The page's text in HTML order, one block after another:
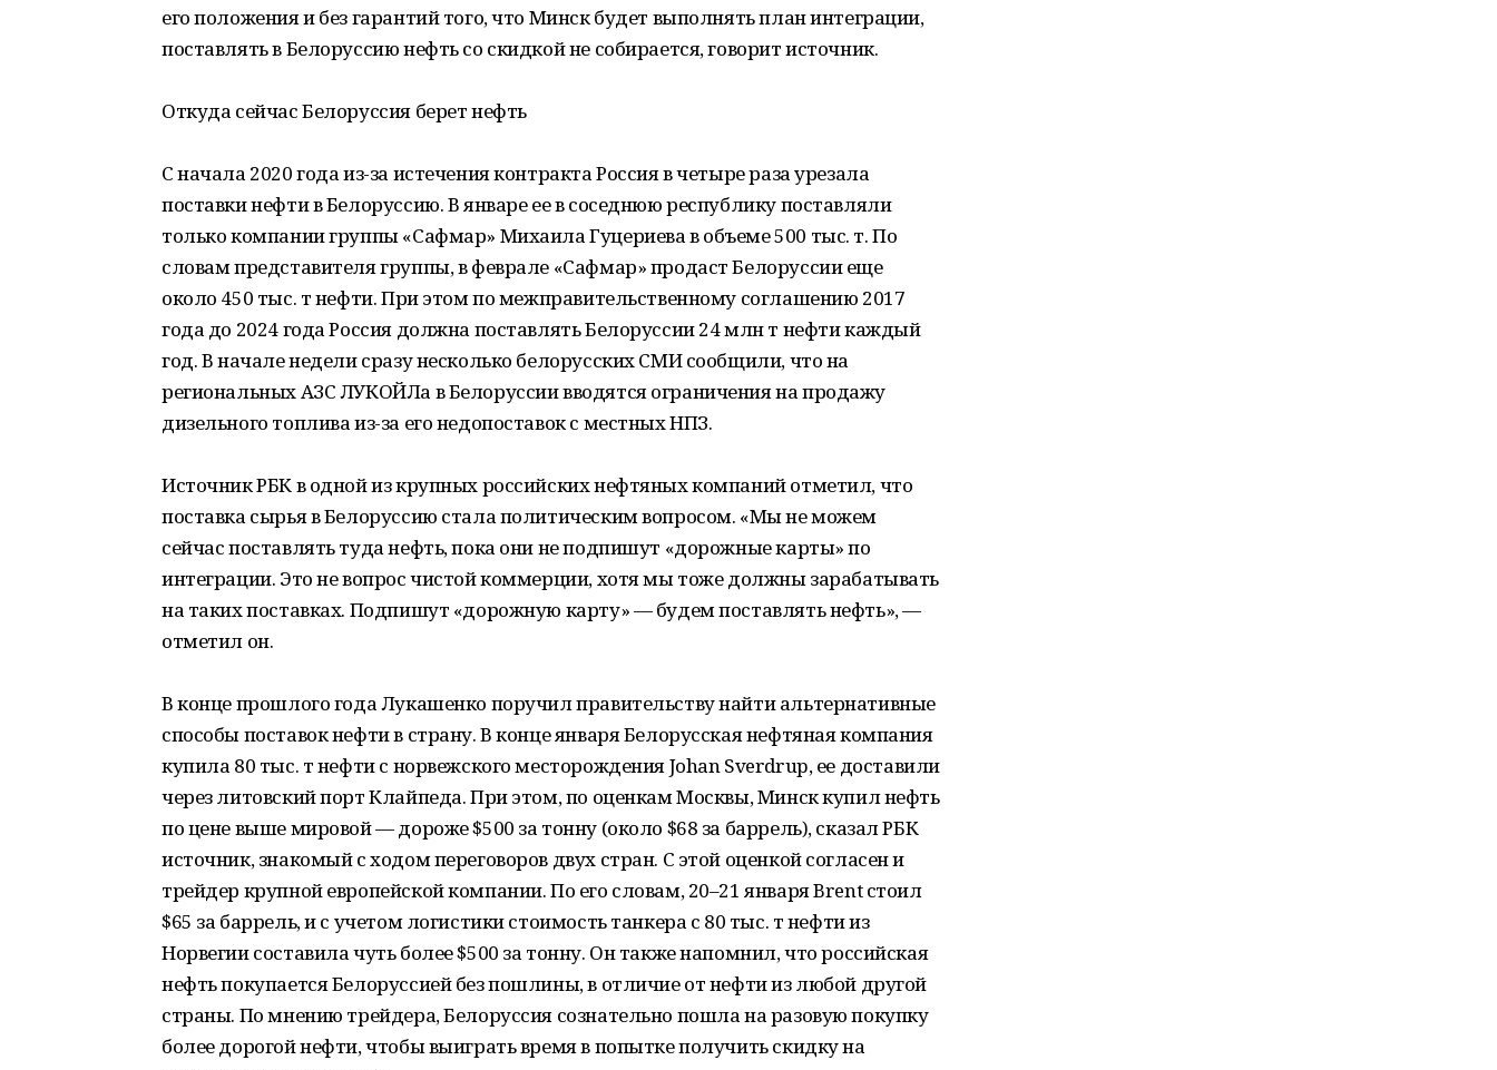
его положения и без гарантий того, что Минск будет выполнять план интеграции,
поставлять в Белоруссию нефть со скидкой не собирается, говорит источник.
Откуда сейчас Белоруссия берет нефть
С начала 2020 года из-за истечения контракта Россия в четыре раза урезала
поставки нефти в Белоруссию. В январе ее в соседнюю республику поставляли
только компании группы «Сафмар» Михаила Гуцериева в объеме 500 тыс. т. По
словам представителя группы, в феврале «Сафмар» продаст Белоруссии еще
около 450 тыс. т нефти. При этом по межправительственному соглашению 2017
года до 2024 года Россия должна поставлять Белоруссии 24 млн т нефти каждый
год. В начале недели сразу несколько белорусских СМИ сообщили, что на
региональных АЗС ЛУКОЙЛа в Белоруссии вводятся ограничения на продажу
дизельного топлива из-за его недопоставок с местных НПЗ.
Источник РБК в одной из крупных российских нефтяных компаний отметил, что
поставка сырья в Белоруссию стала политическим вопросом. «Мы не можем
сейчас поставлять туда нефть, пока они не подпишут «дорожные карты» по
интеграции. Это не вопрос чистой коммерции, хотя мы тоже должны зарабатывать
на таких поставках. Подпишут «дорожную карту» — будем поставлять нефть», —
отметил он.
В конце прошлого года Лукашенко поручил правительству найти альтернативные
способы поставок нефти в страну. В конце января Белорусская нефтяная компания
купила 80 тыс. т нефти с норвежского месторождения Johan Sverdrup, ее доставили
через литовский порт Клайпеда. При этом, по оценкам Москвы, Минск купил нефть
по цене выше мировой — дороже $500 за тонну (около $68 за баррель), сказал РБК
источник, знакомый с ходом переговоров двух стран. С этой оценкой согласен и
трейдер крупной европейской компании. По его словам, 20–21 января Brent стоил
$65 за баррель, и с учетом логистики стоимость танкера с 80 тыс. т нефти из
Норвегии составила чуть более $500 за тонну. Он также напомнил, что российская
нефть покупается Белоруссией без пошлины, в отличие от нефти из любой другой
страны. По мнению трейдера, Белоруссия сознательно пошла на разовую покупку
более дорогой нефти, чтобы выиграть время в попытке получить скидку на